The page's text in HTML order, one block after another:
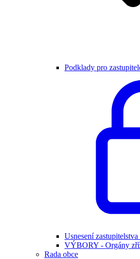
Podklady pro
Usnesení zastupitelstva
VÝBORY - Orgány
Rada obce